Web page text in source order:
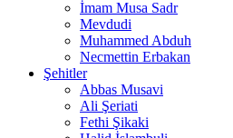
İmam Musa Sadr
Mevdudi
Muhammed Abduh
Necmettin Erbakan
Şehitler
Abbas Musavi
Ali Şeriati
Fethi Şikaki